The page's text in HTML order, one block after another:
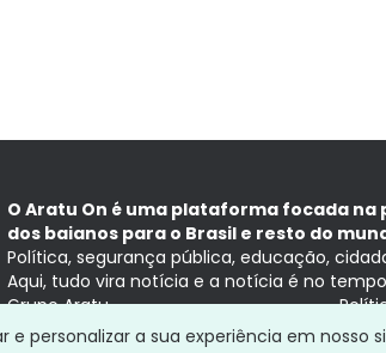
O Aratu On é uma plataforma focada
dos baianos para o Brasil e resto do
Política, segurança pública, educação,
Aqui, tudo vira notícia e a notícia é no
Grupo Aratu
e personalizar a sua experiência em